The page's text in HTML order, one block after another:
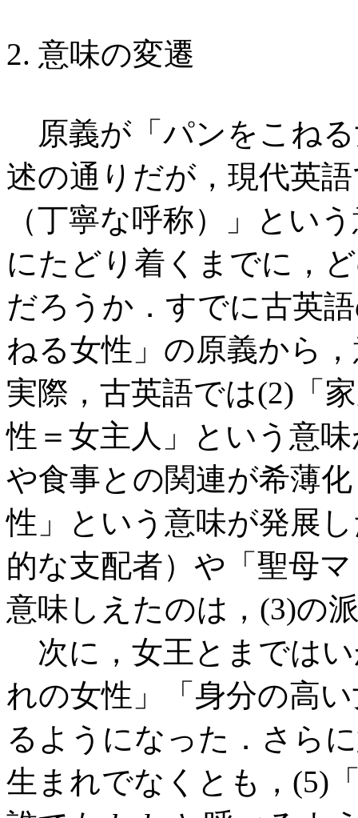
2. 意味の変遷
原義が「パンをこね
述の通りだが，現代英
（丁寧な呼称）」とい
にたどり着くまでに，
だろうか．すでに古英
ねる女性」の原義から
実際，古英語では(2)「
性＝女主人」という意
や食事との関連が希薄
性」という意味が発展
的な支配者）や「聖母
意味しえたのは，(3)の
次に，女王とまでは
れの女性」「身分の高
るようになった．さら
生まれでなくとも，(5)